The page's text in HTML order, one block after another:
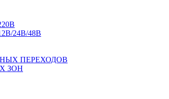
24В/48В
ПЕРЕХОДОВ
ЗОН